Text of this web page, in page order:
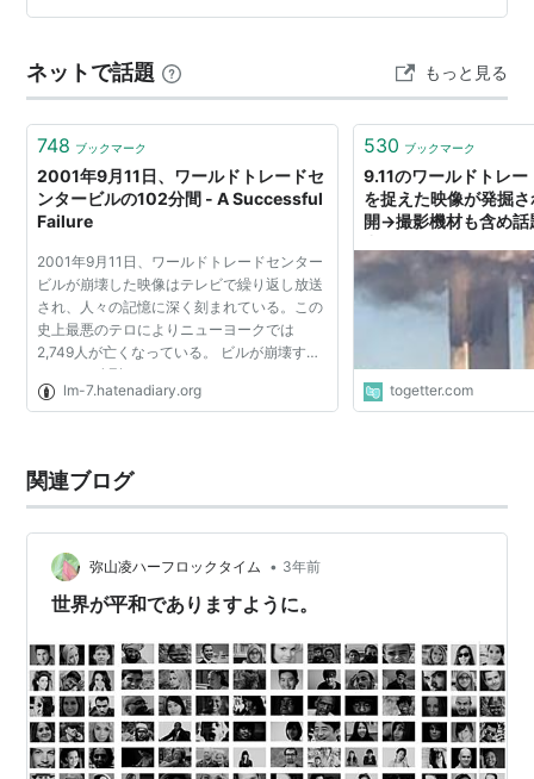
つ続ける家族――憎むべき悪を引き起こしたのも人間で
りでも多くの人々を救…
ネットで話題 もっと見る
748 ブックマーク
2001年9月11日、ワールドトレードセ
ンタービルの102分間 - A Successful
Failure
2001年9月11日、ワールドトレードセンター
ビルが崩壊した映像はテレビで繰り返し放送
され、人々の記憶に深く刻まれている。この
史上最悪のテロによりニューヨークでは
2,749人が亡くなっている。 ビルが崩壊する
シーンの強烈なインパクトのせいもあって、
我々は飛行機の衝突後まもなくビルが崩壊
lm-7.hatenadiary.org
530 ブックマーク
9.11のワールドトレ
を捉えた映像が発掘
開→撮影機材も含め話
togetter.com
関連ブログ
弥山凌ハーフロックタイム • 3年前
世界が平和でありますように。